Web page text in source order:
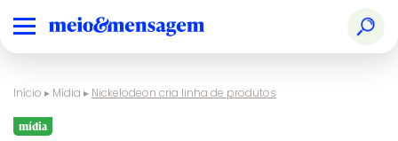
Início ▸ Mídia ▸ Nickelodeon cria linha de produtos
mídia